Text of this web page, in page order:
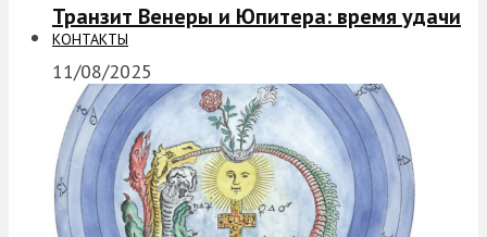
КОНТАКТЫ
Транзит Венеры и Юпитера: время удачи
11/08/2025